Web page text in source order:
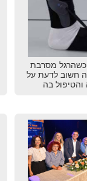
כשהרגל מסרבת
חשוב לדעת על
בה